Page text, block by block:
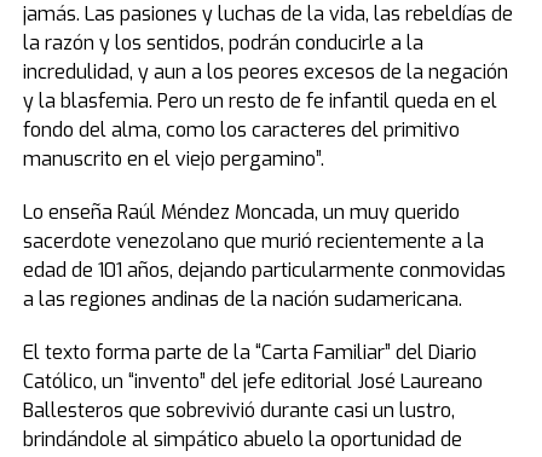
jamás. Las pasiones y luchas de la vida, las rebeldías de
la razón y los sentidos, podrán conducirle a la
incredulidad, y aun a los peores excesos de la negación
y la blasfemia. Pero un resto de fe infantil queda en el
fondo del alma, como los caracteres del primitivo
manuscrito en el viejo pergamino”.
Lo enseña Raúl Méndez Moncada, un muy querido
sacerdote venezolano que murió recientemente a la
edad de 101 años, dejando particularmente conmovidas
a las regiones andinas de la nación sudamericana.
El texto forma parte de la “Carta Familiar” del Diario
Católico, un “invento” del jefe editorial José Laureano
Ballesteros que sobrevivió durante casi un lustro,
brindándole al simpático abuelo la oportunidad de